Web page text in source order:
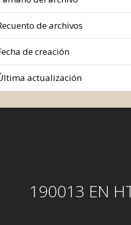
de archivos
de creación
actualización
190013 EN